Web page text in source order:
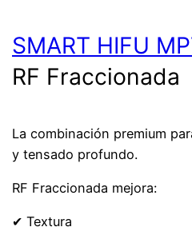
SMART HIFU
RF Fraccionada
La combinación premium
y tensado profundo.
RF Fraccionada mejora:
✔ Textura